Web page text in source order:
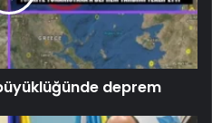
deprem